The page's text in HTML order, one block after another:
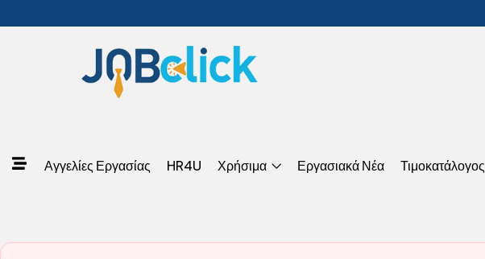
Αγγελίες Εργασίας HR4U Χρήσιμα Εργασιακά Νέα Τιμοκατάλογος